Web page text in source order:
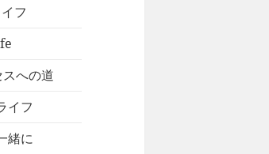
フ
への道
イフ
緒に